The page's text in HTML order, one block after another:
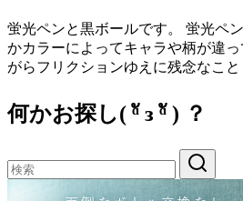
蛍光ペンと黒ボールです。 蛍光ペ
かカラーによってキャラや柄が違
がらフリクションゆえに残念なこ
何かお探し( ᵅั ᴈ ᵅั ) ？